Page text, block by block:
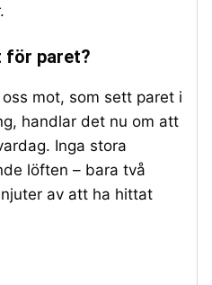
för paret?
mot, som sett paret i
handlar det nu om att
Inga stora
löften – bara två
av att ha hittat